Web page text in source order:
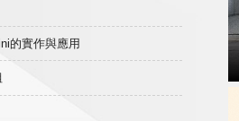
的實作與應用